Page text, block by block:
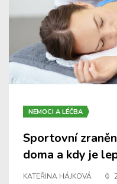
NEMOCI A LÉČBA
Sportovní
doma a kdy je
KATEŘINA HÁJKOVÁ